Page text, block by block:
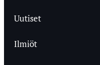
Uutiset
Ilmiöt